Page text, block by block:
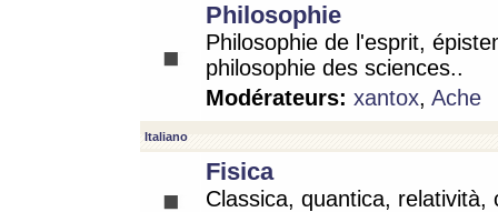
Philosophie
Philosophie de l'esprit,
philosophie des sciences..
Modérateurs: xantox, Ache
Italiano
Fisica
Classica, quantica, relatività,